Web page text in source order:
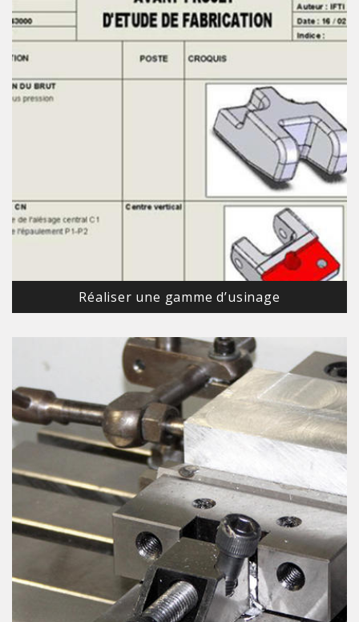
Réaliser une gamme d’usinage